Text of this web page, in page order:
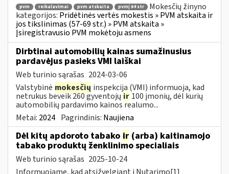
pvm reikalavimai pvm atskaita pvmį 64 str
Mokesčių žinyno
kategorijos: Pridėtinės vertės mokestis » PVM atskaita ir
jos tikslinimas (57-69 str.) » PVM atskaita »
Įsiregistravusio PVM mokėtoju asmens
Dirbtinai automobilių kainas sumažinusius
pardavėjus pasieks VMI laiškai
Web turinio sąrašas 2024-03-06
Valstybinė mokesčių inspekcija (VMI) informuoja, kad
netrukus beveik 260 gyventojų ir 100 įmonių, dėl kurių
automobilių pardavimo kainos realumo...
Metai: 2024 Pagrindinis: Naujiena
Dėl kitų apdoroto tabako ir (arba) kaitinamojo
tabako produktų ženklinimo specialiais
Web turinio sąrašas 2025-10-24
Informuojame, kad atsižvelgiant į Nutarimo[1]